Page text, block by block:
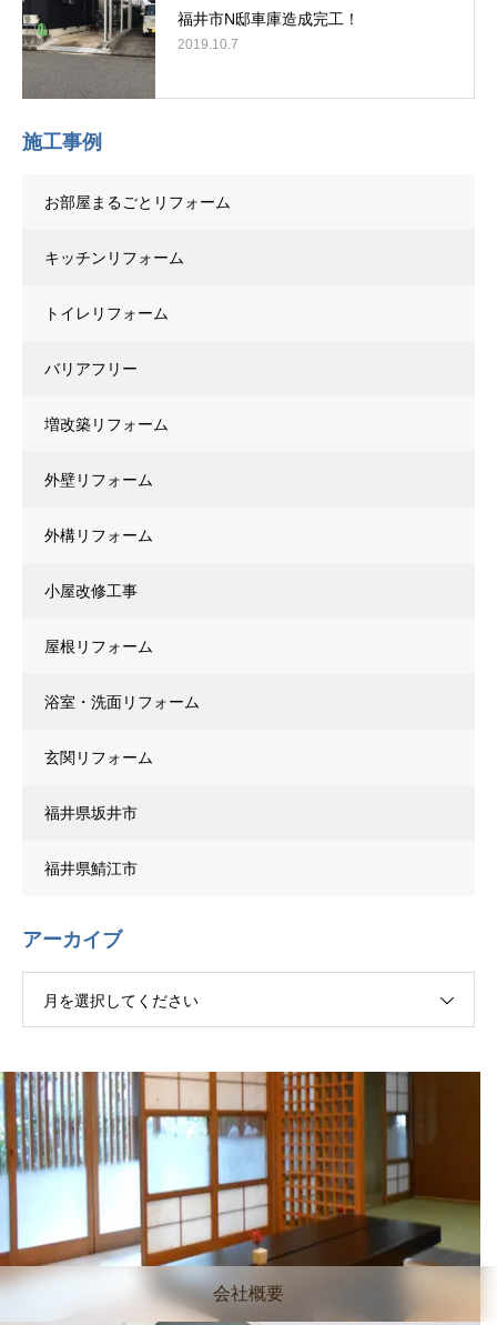
福井市N邸車庫造成完工！
2019.10.7
施工事例
お部屋まるごとリフォーム
キッチンリフォーム
トイレリフォーム
バリアフリー
増改築リフォーム
外壁リフォーム
外構リフォーム
小屋改修工事
屋根リフォーム
浴室・洗面リフォーム
玄関リフォーム
福井県坂井市
福井県鯖江市
アーカイブ
月を選択してください
会社概要